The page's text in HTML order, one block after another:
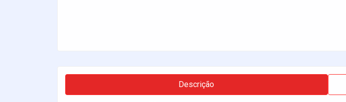
Descrição